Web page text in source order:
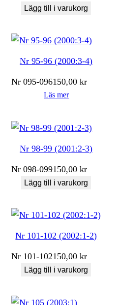
Lägg till i varukorg
Nr 95-96 (2000:3-4)
Nr 095-096150,00kr
Läs mer
Nr 98-99 (2001:2-3)
Nr 098-099150,00kr
Lägg till i varukorg
Nr 101-102 (2002:1-2)
Nr 101-102150,00kr
Lägg till i varukorg